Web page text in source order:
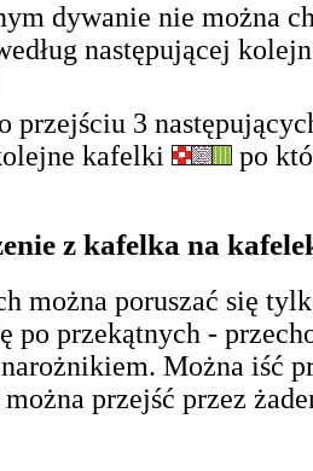
dywanie nie można
następującej
przejściu 3
kafelki
po
z kafelka na
można poruszać się
po przekątnych -
Można iść
przejść przez